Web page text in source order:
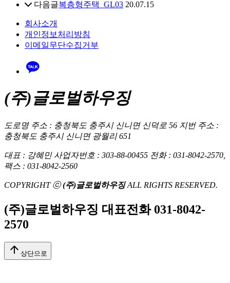
다음글복층형주택_GL03 20.07.15
회사소개
개인정보처리방침
이메일무단수집거부
(주)글로벌하우징
도로명 주소 : 충청북도 충주시 신니면 신덕로 56 지번 주소 :
충청북도 충주시 신니면 광월리 651
대표 : 강혜민 사업자번호 : 303-88-00455 전화 : 031-8042-2570,
팩스 : 031-8042-2560
COPYRIGHT ⓒ(주)글로벌하우징ALL RIGHTS RESERVED.
(주)글로벌하우징 대표전화 031-8042-
2570
arrow_upward 상단으로